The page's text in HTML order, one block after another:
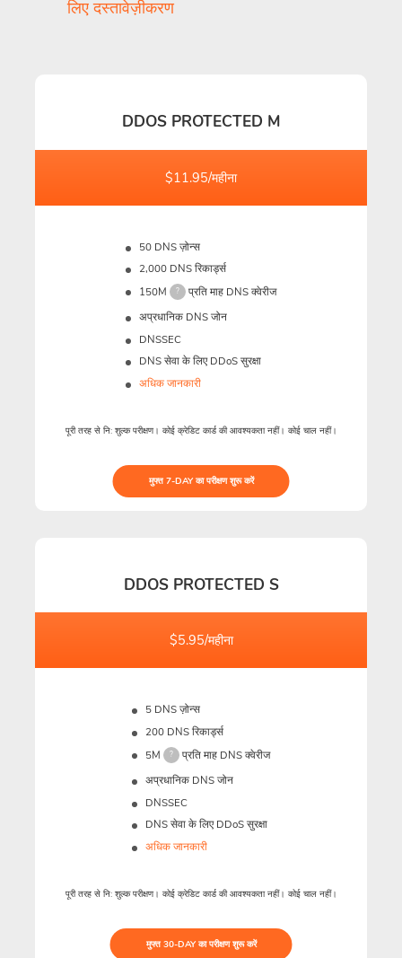
लिए दस्तावेज़ीकरण
DDOS PROTECTED M
$11.95/महीना
50 DNS ज़ोन्स
2,000 DNS रिकार्ड्स
150M
?
प्रति माह DNS क्वेरीज
अप्रधानिक DNS जोन
DNSSEC
DNS सेवा के लिए DDoS सुरक्षा
अधिक जानकारी
पूरी तरह से नि: शुल्क परीक्षण। कोई क्रेडिट कार्ड की आवश्यकता नहीं। कोई चाल नहीं।
मुफ्त 7-DAY का परीक्षण शुरू करें
DDOS PROTECTED S
$5.95/महीना
5 DNS ज़ोन्स
200 DNS रिकार्ड्स
5M
?
प्रति माह DNS क्वेरीज
अप्रधानिक DNS जोन
DNSSEC
DNS सेवा के लिए DDoS सुरक्षा
अधिक जानकारी
पूरी तरह से नि: शुल्क परीक्षण। कोई क्रेडिट कार्ड की आवश्यकता नहीं। कोई चाल नहीं।
मुफ्त 30-DAY का परीक्षण शुरू करें